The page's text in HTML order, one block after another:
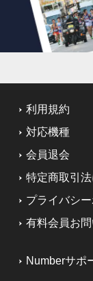
利用規約
対応機種
会員退会
特定商取引
プライバシ
有料会員お
Numberサポ